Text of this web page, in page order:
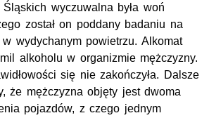
wyczuwalna była woń
został on poddany badaniu na
wydychanym powietrzu. Alkomat
alkoholu w organizmie mężczyzny.
się nie zakończyła. Dalsze
że mężczyzna objęty jest dwoma
pojazdów, z czego jednym